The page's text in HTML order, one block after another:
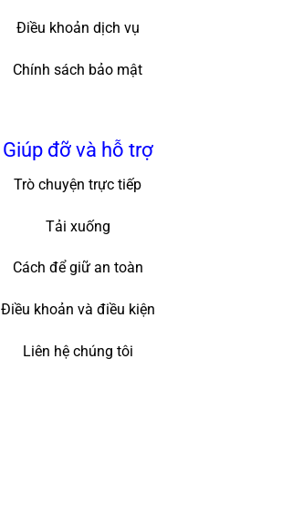
Điều khoản dịch vụ
Chính sách bảo mật
Giúp đỡ và hỗ trợ
Trò chuyện trực tiếp
Tải xuống
Cách để giữ an toàn
Điều khoản và điều kiện
Liên hệ chúng tôi